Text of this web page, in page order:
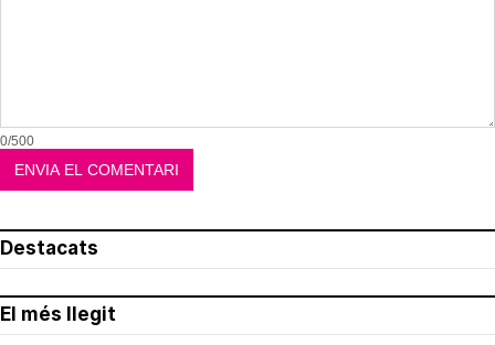
0/500
Destacats
El més llegit